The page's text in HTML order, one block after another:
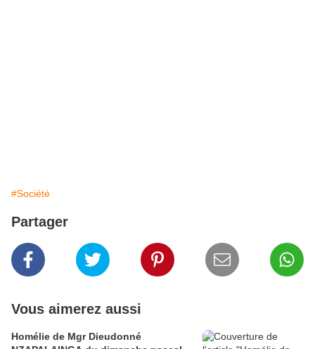
#Société
Partager
Vous aimerez aussi
Homélie de Mgr Dieudonné